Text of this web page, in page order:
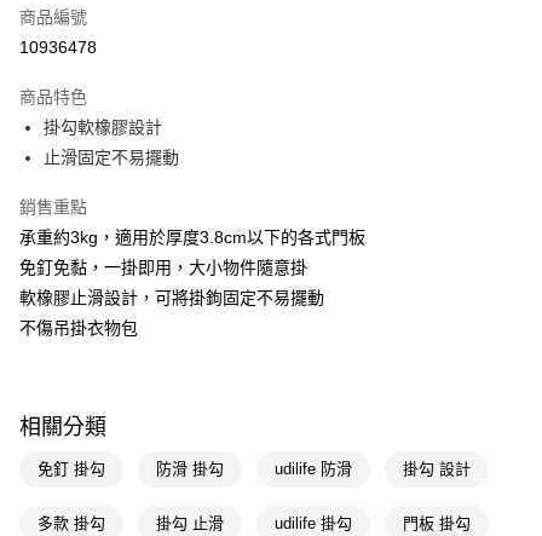
信用卡一次付款
LINE Pay
Apple Pay
街口支付
悠遊付
Google Pay
AFTEE先享後付是「在收到商品之後才付款」的支付方式。 讓您購物簡單
１．簡單：不需註冊會員、不需綁卡、不需儲值。
即享券
運送方式
全家取貨付款
商品編號
10936478
商品特色
掛勾軟橡膠設計
止滑固定不易擺動
銷售重點
承重約3kg，適用於厚度3.8cm以下的各式門板
免釘免黏，一掛即用，大小物件隨意掛
軟橡膠止滑設計，可將掛鉤固定不易擺動
不傷吊掛衣物包
相關分類
免釘 掛勾 防滑 掛勾 udilife 防滑 掛勾 設計
多款 掛勾 掛勾 止滑 udilife 掛勾 門板 掛勾